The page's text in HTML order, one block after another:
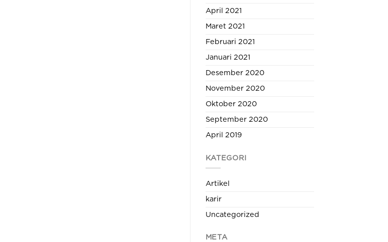
April 2021
Maret 2021
Februari 2021
Januari 2021
Desember 2020
November 2020
Oktober 2020
September 2020
April 2019
KATEGORI
Artikel
karir
Uncategorized
META